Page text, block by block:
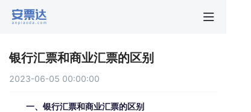
银行汇票和商业汇票的区别
2023-06-05 00:00:00
一、银行汇票和商业汇票的区别